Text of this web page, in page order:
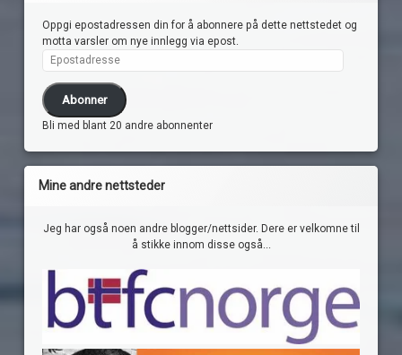
Oppgi epostadressen din for å abonnere på dette nettstedet og
motta varsler om nye innlegg via epost.
Epostadresse
Abonner
Bli med blant 20 andre abonnenter
Mine andre nettsteder
Jeg har også noen andre blogger/nettsider. Dere er velkomne til
å stikke innom disse også...